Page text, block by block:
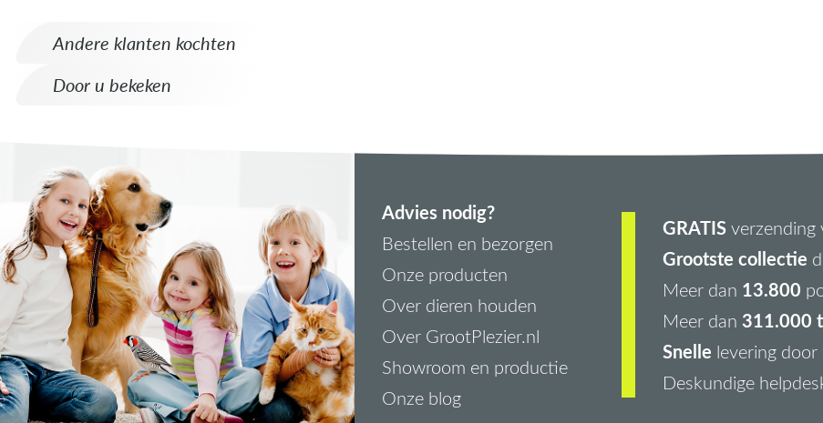
Andere klanten kochten
Door u bekeken
Advies nodig?
Bestellen en bezorgen
Onze producten
Over dieren houden
Over GrootPlezier.nl
Showroom en productie
Onze blog
GRATISverzending
Grootste collectie
Meer dan 13.800
Meer dan 311.000
Snelle levering door
Deskundige